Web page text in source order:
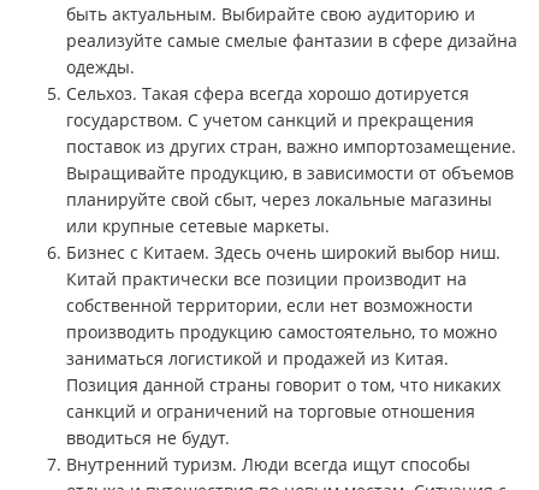
быть актуальным. Выбирайте свою аудиторию и
реализуйте самые смелые фантазии в сфере дизайна
одежды.
Сельхоз. Такая сфера всегда хорошо дотируется
государством. С учетом санкций и прекращения
поставок из других стран, важно импортозамещение.
Выращивайте продукцию, в зависимости от объемов
планируйте свой сбыт, через локальные магазины
или крупные сетевые маркеты.
Бизнес с Китаем. Здесь очень широкий выбор ниш.
Китай практически все позиции производит на
собственной территории, если нет возможности
производить продукцию самостоятельно, то можно
заниматься логистикой и продажей из Китая.
Позиция данной страны говорит о том, что никаких
санкций и ограничений на торговые отношения
вводиться не будут.
Внутренний туризм. Люди всегда ищут способы